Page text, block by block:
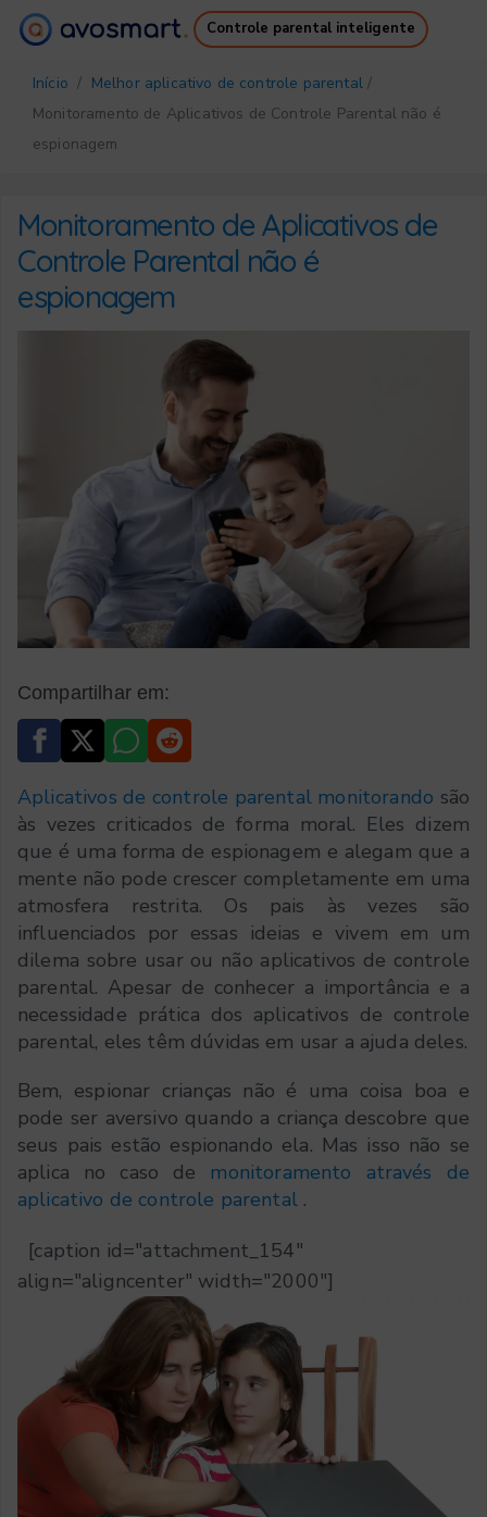
Controle parental inteligente
Como funciona
Preços
Downloads
Suporte
Ebook Gratuito
Início / Melhor aplicativo de controle parental/
Monitoramento de Aplicativos de Controle Parental não é
espionagem
Monitoramento de Aplicativos de
Controle Parental não é
espionagem
Compartilhar em:
Aplicativos de controle parental monitorando são
às vezes criticados de forma moral. Eles dizem
que é uma forma de espionagem e alegam que a
mente não pode crescer completamente em uma
atmosfera restrita. Os pais às vezes são
influenciados por essas ideias e vivem em um
dilema sobre usar ou não aplicativos de controle
parental. Apesar de conhecer a importância e a
necessidade prática dos aplicativos de controle
parental, eles têm dúvidas em usar a ajuda deles.
Bem, espionar crianças não é uma coisa boa e
pode ser aversivo quando a criança descobre que
seus pais estão espionando ela. Mas isso não se
aplica no caso de monitoramento através de
aplicativo de controle parental .
[caption id="attachment_154"
align="aligncenter" width="2000"]